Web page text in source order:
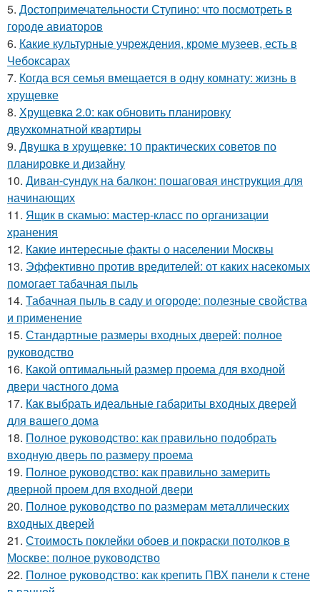
5. Достопримечательности Ступино: что посмотреть в
городе авиаторов
6. Какие культурные учреждения, кроме музеев, есть в
Чебоксарах
7. Когда вся семья вмещается в одну комнату: жизнь в
хрущевке
8. Хрущевка 2.0: как обновить планировку
двухкомнатной квартиры
9. Двушка в хрущевке: 10 практических советов по
планировке и дизайну
10. Диван-сундук на балкон: пошаговая инструкция для
начинающих
11. Ящик в скамью: мастер-класс по организации
хранения
12. Какие интересные факты о населении Москвы
13. Эффективно против вредителей: от каких насекомых
помогает табачная пыль
14. Табачная пыль в саду и огороде: полезные свойства
и применение
15. Стандартные размеры входных дверей: полное
руководство
16. Какой оптимальный размер проема для входной
двери частного дома
17. Как выбрать идеальные габариты входных дверей
для вашего дома
18. Полное руководство: как правильно подобрать
входную дверь по размеру проема
19. Полное руководство: как правильно замерить
дверной проем для входной двери
20. Полное руководство по размерам металлических
входных дверей
21. Стоимость поклейки обоев и покраски потолков в
Москве: полное руководство
22. Полное руководство: как крепить ПВХ панели к стене